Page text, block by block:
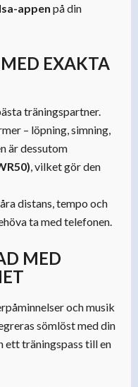
appen på din
EXAKTA
träningspartner.
– löpning, simning,
är dessutom
, vilket gör den
distans, tempo och
ta med telefonen.
MED
och musik
sömlöst med din
ett träningspass till en